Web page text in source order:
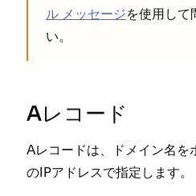
ル メ⁠ッセ⁠ージを使用して
い⁠。
Aレコ⁠ード
Aレコ⁠ードは⁠、ドメイン名を
のIPアドレスで指定します⁠。